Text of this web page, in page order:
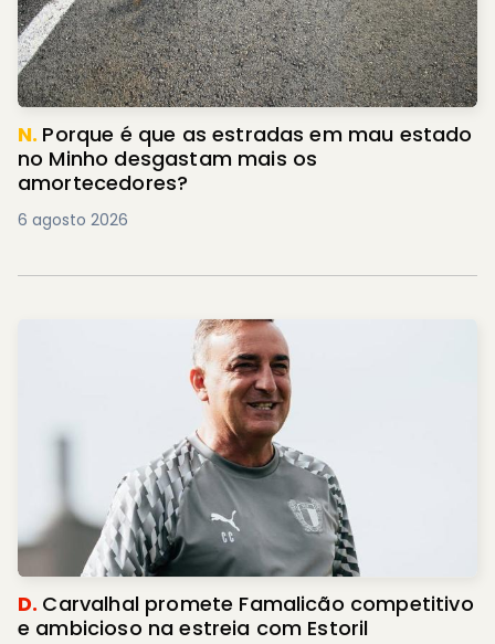
N. Porque é que as estradas em mau estado
no Minho desgastam mais os
amortecedores?
6 agosto 2026
D. Carvalhal promete Famalicão competitivo
e ambicioso na estreia com Estoril